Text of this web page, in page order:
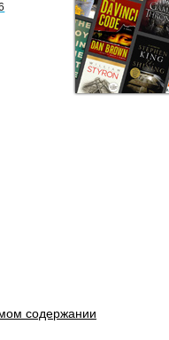
содержании